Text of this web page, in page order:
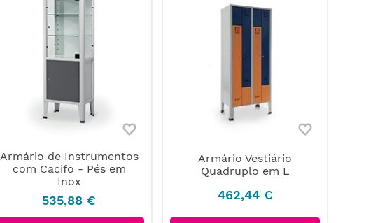
Armário de Instrumentos
com Cacifo - Pés em
Inox
535,88 €
Armário Vestiário
Quadruplo em L
462,44 €